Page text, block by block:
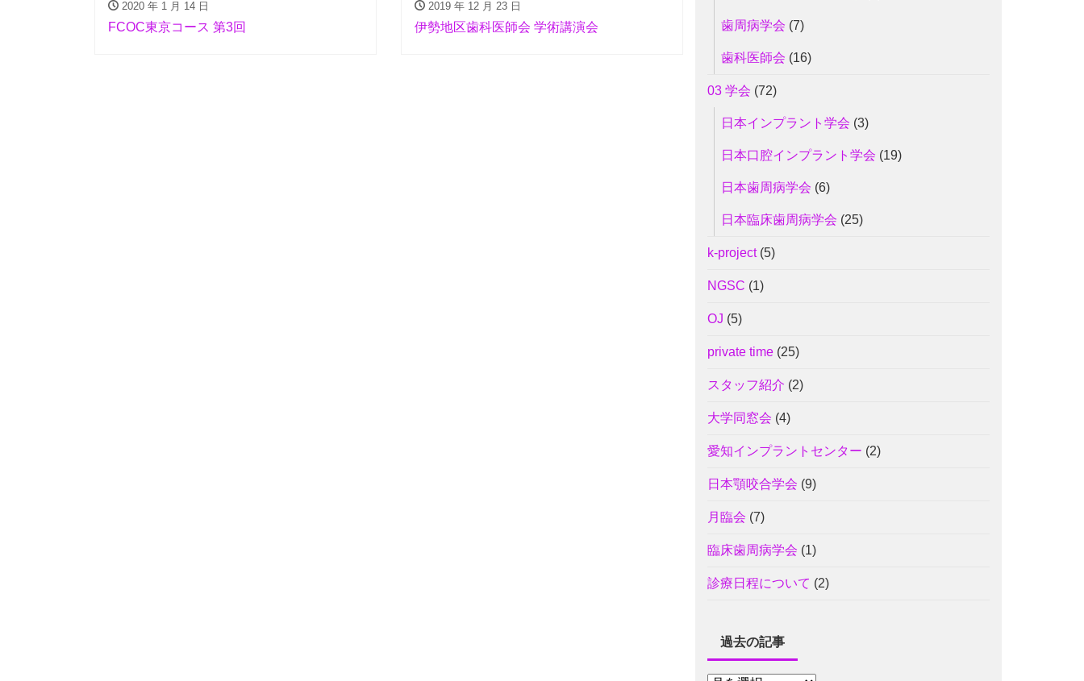
2020 年 1 月 14 日
FCOC東京コース 第3回
2019 年 12 月 23 日
伊勢地区歯科医師会 学術講演会 歯周病学会 (7)
歯科医師会 (16)
03 学会 (72)
日本インプラント学会 (3)
日本口腔インプラント学会 (19)
日本歯周病学会 (6)
日本臨床歯周病学会 (25)
k-project(5)
NGSC (1)
OJ (5)
private time (25)
スタッフ紹介 (2)
大学同窓会 (4)
愛知インプラントセンター (2)
日本顎咬合学会 (9)
月臨会 (7)
臨床歯周病学会 (1)
診療日程について (2)
過去の記事